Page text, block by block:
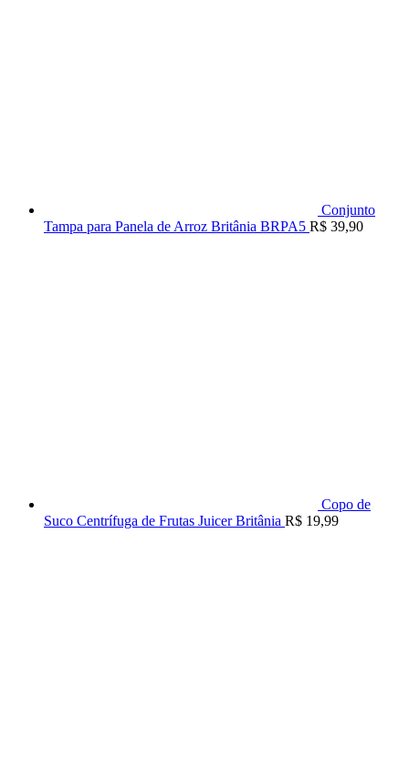
Conjunto
Tampa para Panela de Arroz Britânia BRPA5 R$ 39,90
Copo de
Suco Centrífuga de Frutas Juicer Britânia R$ 19,99